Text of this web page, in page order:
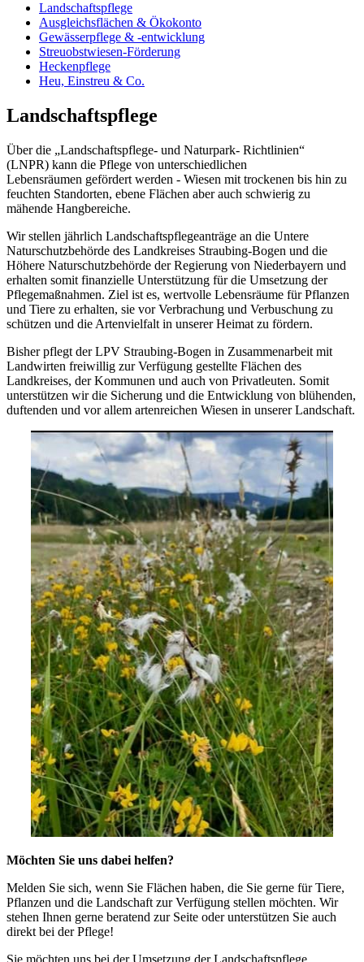
Landschaftspflege
Ausgleichsflächen & Ökokonto
Gewässerpflege & -entwicklung
Streuobstwiesen-Förderung
Heckenpflege
Heu, Einstreu & Co.
Landschaftspflege
Über die „Landschaftspflege- und Naturpark- Richtlinien“
(LNPR) kann die Pflege von unterschiedlichen
Lebensräumen gefördert werden - Wiesen mit trockenen bis hin zu
feuchten Standorten, ebene Flächen aber auch schwierig zu
mähende Hangbereiche.
Wir stellen jährlich Landschaftspflegeanträge an die Untere
Naturschutzbehörde des Landkreises Straubing-Bogen und die
Höhere Naturschutzbehörde der Regierung von Niederbayern und
erhalten somit finanzielle Unterstützung für die Umsetzung der
Pflegemaßnahmen. Ziel ist es, wertvolle Lebensräume für Pflanzen
und Tiere zu erhalten, sie vor Verbrachung und Verbuschung zu
schützen und die Artenvielfalt in unserer Heimat zu fördern.
Bisher pflegt der LPV Straubing-Bogen in Zusammenarbeit mit
Landwirten freiwillig zur Verfügung gestellte Flächen des
Landkreises, der Kommunen und auch von Privatleuten. Somit
unterstützen wir die Sicherung und die Entwicklung von blühenden,
duftenden und vor allem artenreichen Wiesen in unserer Landschaft.
Möchten Sie uns dabei helfen?
Melden Sie sich, wenn Sie Flächen haben, die Sie gerne für Tiere,
Pflanzen und die Landschaft zur Verfügung stellen möchten. Wir
stehen Ihnen gerne beratend zur Seite oder unterstützen Sie auch
direkt bei der Pflege!
Sie möchten uns bei der Umsetzung der Landschaftspflege